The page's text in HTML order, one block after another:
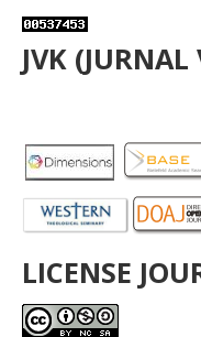
JVK
LICENSE